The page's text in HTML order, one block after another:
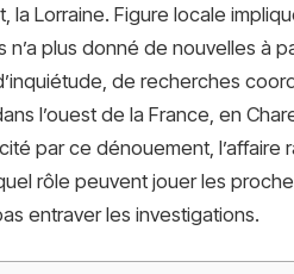
la Lorraine. Figure locale
n’a plus donné de nouvelles à
de recherches
l’ouest de la France, en
par ce dénouement,
rôle peuvent jouer les
entraver les investigations.